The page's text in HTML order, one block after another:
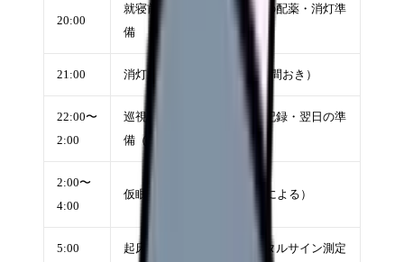
20:00
就寝前のラウンド・眠前薬の配薬・消灯準
備
21:00 消灯・夜間の巡視開始（2時間おき）
22:00〜
2:00
巡視・ナースコール対応・記録・翌日の準
備（仮眠交代あり）
2:00〜
4:00
仮眠（1〜2時間程度、病院による）
5:00 起床準備のラウンド・バイタルサイン測定